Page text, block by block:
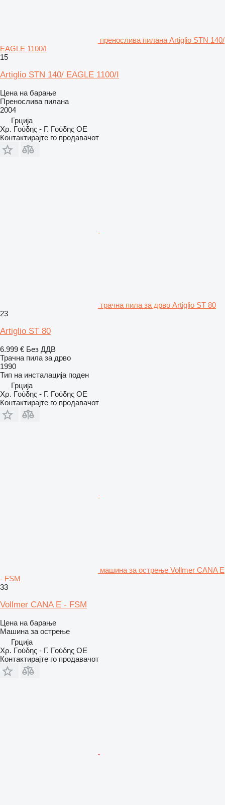
пренослива пилана Artiglio STN 140/
EAGLE 1100/I
15
Artiglio STN 140/ EAGLE 1100/I
Цена на барање
Пренослива пилана
2004
Грција
Χρ. Γούδης - Γ. Γούδης ΟΕ
Контактирајте го продавачот
трачна пила за дрво Artiglio ST 80
23
Artiglio ST 80
6.999 € Без ДДВ
Трачна пила за дрво
1990
Тип на инсталација поден
Грција
Χρ. Γούδης - Γ. Γούδης ΟΕ
Контактирајте го продавачот
машина за острење Vollmer CANA E
- FSM
33
Vollmer CANA E - FSM
Цена на барање
Машина за острење
Грција
Χρ. Γούδης - Γ. Γούδης ΟΕ
Контактирајте го продавачот